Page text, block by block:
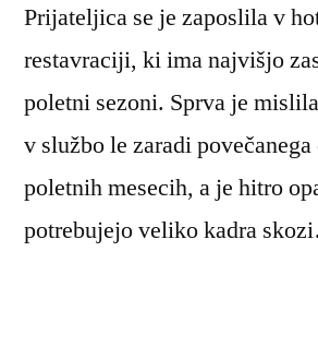
Prijateljica se je zaposlila v
restavraciji, ki ima najvišjo
poletni sezoni. Sprva je
v službo le zaradi povečanega
poletnih mesecih, a je hitro
potrebujejo veliko kadra